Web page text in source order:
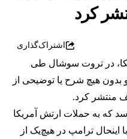
کرد
اشتراک‌گذاری
در تروت سوشال طی
و ویدیو بدون هیچ شرح یا توضیحی از
منتشر کرد.
که به حملات ارتش آمریکا
اینحال ترامپ در هیچ‌یک از